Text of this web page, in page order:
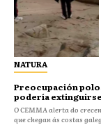
NATURA
Preocupación
podería extinguirse
O CEMMA alerta do
que chegan ás costas